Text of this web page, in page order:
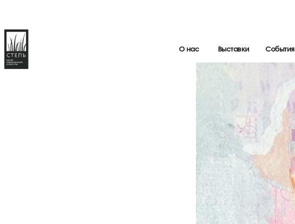
События
Выставки
О нас